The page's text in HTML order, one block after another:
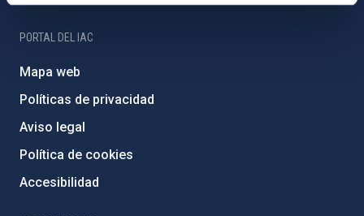
PORTAL DEL IAC
Mapa web
Políticas de privacidad
Aviso legal
Política de cookies
Accesibilidad